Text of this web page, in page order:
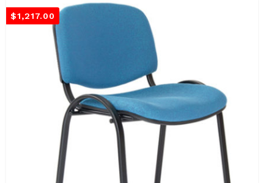
variantes.
opciones
en
la
página
de
producto
$1,217.00